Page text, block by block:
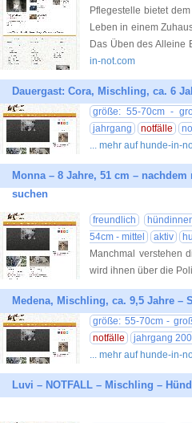
Pflegestelle bietet
Leben in einem
Das Üben des Alleine
in-not.com
Dauergast: Cora, Mischling, ca. 6
größe: 55-70cm -
jahrgang
notfälle
... mehr auf hunde-in-
Monna – 8 Jahre, 51 cm –
suchen
freundlich
54cm - mittel
aktiv
Manchmal verstehen
wird ihnen über die
Medena, Mischling, ca. 9,5 Jahre –
größe: 55-70cm -
notfälle
jahrgang
... mehr auf hunde-in-
Luvi – NOTFALL – Mischling –